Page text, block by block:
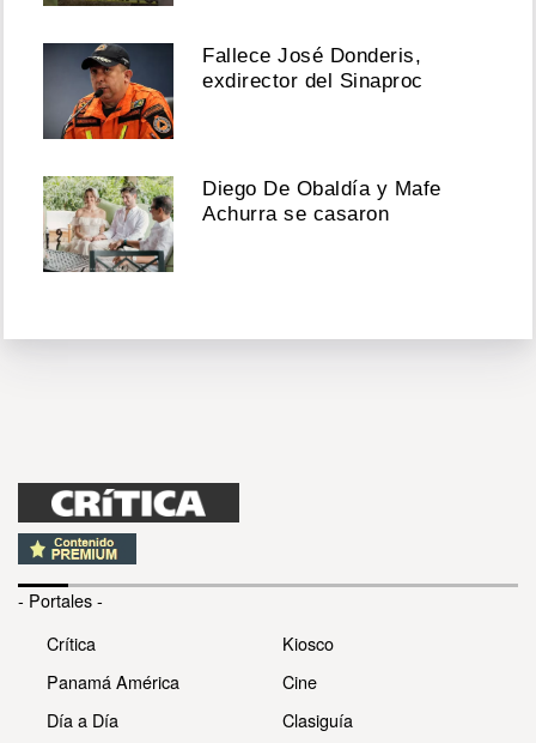
Fallece José Donderis,
exdirector del Sinaproc
Diego De Obaldía y Mafe
Achurra se casaron
- Portales -
Crítica
Panamá América
Día a Día
Kiosco
Cine
Clasiguía